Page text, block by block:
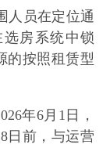
人员在定位通
房系统中锁
的按照租赁型
年6月1日，
日前，与运营